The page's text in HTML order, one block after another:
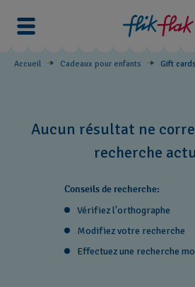
Gift
cards
Accueil Cadeaux pour enfants Gift cards
Aucun résultat ne
recherche
Conseils de recherche:
Vérifiez l'orthographe
Modifiez votre recherche
Effectuez une recherche